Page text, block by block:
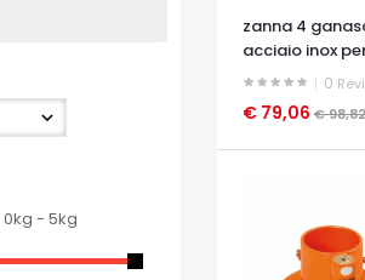
0kg - 5kg
zanna 4
acciaio inox
0
€ 79,06 € 98,82